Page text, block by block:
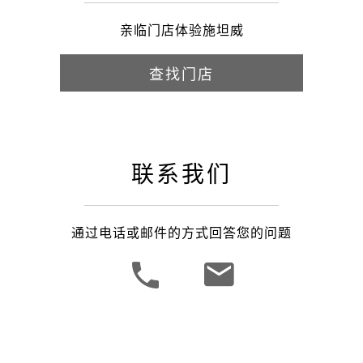
亲临门店体验施坦威
查找门店
联系我们
通过电话或邮件的方式回答您的问题